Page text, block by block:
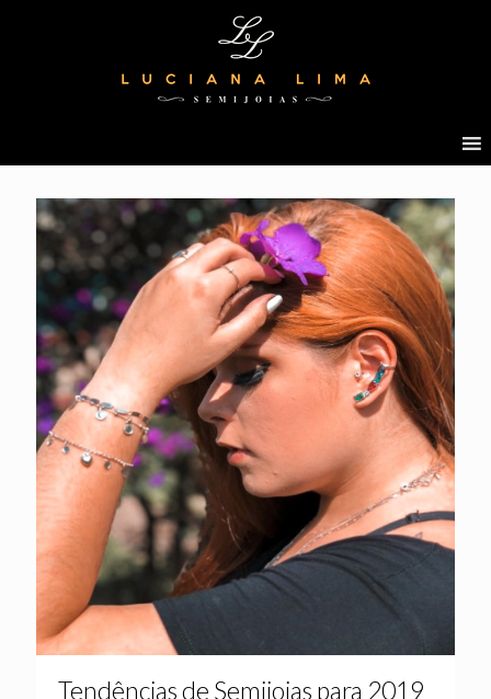
Tendências de Semijoias para 2019